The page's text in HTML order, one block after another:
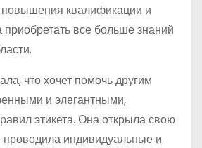
квалификации и
приобретать все больше знаний
что хочет помочь другим
и элегантными,
этикета. Она открыла свою
проводила индивидуальные и